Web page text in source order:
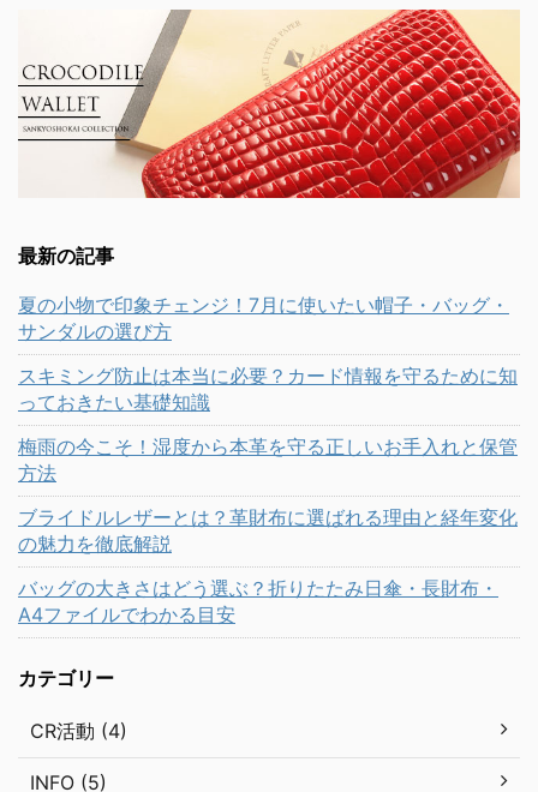
最新の記事
夏の小物で印象チェンジ！7月に使いたい帽子・バッグ・
サンダルの選び方
スキミング防止は本当に必要？カード情報を守るために知
っておきたい基礎知識
梅雨の今こそ！湿度から本革を守る正しいお手入れと保管
方法
ブライドルレザーとは？革財布に選ばれる理由と経年変化
の魅力を徹底解説
バッグの大きさはどう選ぶ？折りたたみ日傘・長財布・
A4ファイルでわかる目安
カテゴリー
CR活動 (4)
INFO (5)